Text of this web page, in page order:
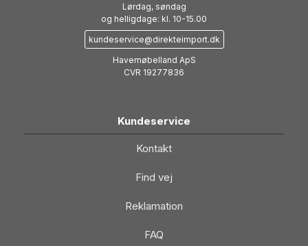
Lørdag, søndag
og helligdage: kl. 10-15.00
kundeservice@direkteimport.dk
Havemøbelland ApS
CVR 19277836
Kundeservice
Kontakt
Find vej
Reklamation
FAQ